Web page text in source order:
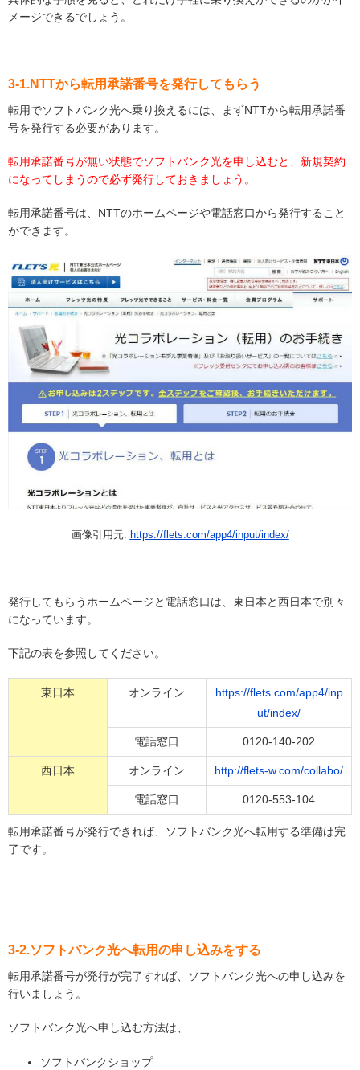
メージできるでしょう。
3-1.NTTから転用承諾番号を発行してもらう
転用でソフトバンク光へ乗り換えるには、まずNTTから転用承諾番
号を発行する必要があります。
転用承諾番号が無い状態でソフトバンク光を申し込むと、新規契約
になってしまうので必ず発行しておきましょう。
転用承諾番号は、NTTのホームページや電話窓口から発行すること
ができます。
画像引用元: https://flets.com/app4/input/index/
発行してもらうホームページと電話窓口は、東日本と西日本で別々
になっています。
下記の表を参照してください。
東日本 オンライン
https://flets.com/app4/inp
ut/index/
電話窓口 0120-140-202
西日本 オンライン http://flets-w.com/collabo/
電話窓口 0120-553-104
転用承諾番号が発行できれば、ソフトバンク光へ転用する準備は完
了です。
3-2.ソフトバンク光へ転用の申し込みをする
転用承諾番号が発行が完了すれば、ソフトバンク光への申し込みを
行いましょう。
ソフトバンク光へ申し込む方法は、
ソフトバンクショップ